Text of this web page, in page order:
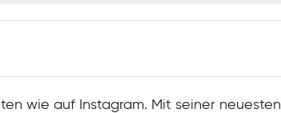
wie auf Instagram. Mit seiner neuesten